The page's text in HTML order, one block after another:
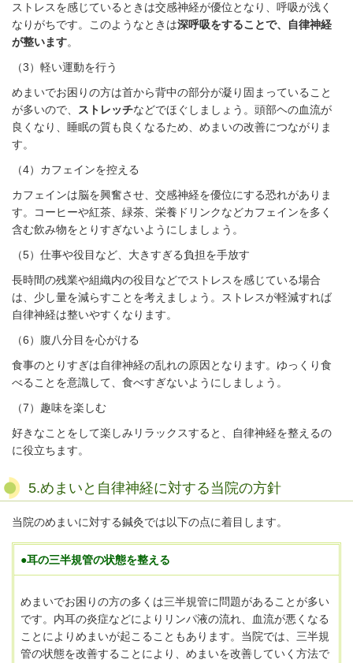
ストレスを感じているときは交感神経が優位となり、呼吸が浅く
なりがちです。このようなときは深呼吸をすることで、自律神経
が整います。
（3）軽い運動を行う
めまいでお困りの方は首から背中の部分が凝り固まっていること
が多いので、 ストレッチなどでほぐしましょう。頭部ヘの血流が
良くなり、睡眠の質も良くなるため、めまいの改善につながりま
す。
（4）カフェインを控える
カフェインは脳を興奮させ、交感神経を優位にする恐れがありま
す。コーヒーや紅茶、緑茶、栄養ドリンクなどカフェインを多く
含む飲み物をとりすぎないようにしましょう。
（5）仕事や役目など、大きすぎる負担を手放す
長時間の残業や組織内の役目などでストレスを感じている場合
は、少し量を減らすことを考えましょう。ストレスが軽減すれば
自律神経は整いやすくなります。
（6）腹八分目を心がける
食事のとりすぎは自律神経の乱れの原因となります。ゆっくり食
べることを意識して、食べすぎないようにしましょう。
（7）趣味を楽しむ
好きなことをして楽しみリラックスすると、自律神経を整えるの
に役立ちます。
5.めまいと自律神経に対する当院の方針
当院のめまいに対する鍼灸では以下の点に着目します。
●耳の三半規管の状態を整える
めまいでお困りの方の多くは三半規管に問題があることが多い
です。内耳の炎症などによりリンパ液の流れ、血流が悪くなる
ことによりめまいが起こることもあります。 当院では、三半規
管の状態を改善することにより、めまいを改善していく方法で